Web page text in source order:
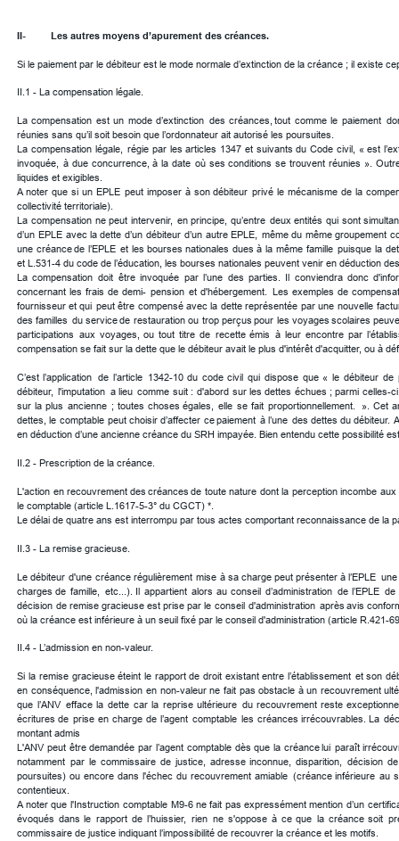
II- Les autres moyens d’apurement des créances.
Si le paiement par le débiteur est le mode normale d’extinction de la créance ; il existe
II.1 - La compensation légale.
La compensation est un mode d’extinction des créances, tout comme le paiement
réunies sans qu’il soit besoin que l’ordonnateur ait autorisé les poursuites.
La compensation légale, régie par les articles 1347 et suivants du Code civil, « est
invoquée, à due concurrence, à la date où ses conditions se trouvent réunies ».
liquides et exigibles.
A noter que si un EPLE peut imposer à son débiteur privé le mécanisme de la
collectivité territoriale).
La compensation ne peut intervenir, en principe, qu’entre deux entités qui sont
d’un EPLE avec la dette d’un débiteur d’un autre EPLE, même du même groupement
une créancede l’EPLE et les bourses nationales dues à la même famille puisque la
et L.531-4 du code de l’éducation, les bourses nationales peuvent venir en déduction
La compensation doit être invoquée par l’une des parties. Il conviendra donc
concernant les frais de demi- pension et d'hébergement. Les exemples de
fournisseur et qui peut être compensé avec la dette représentée par une nouvelle
des familles du servicede restauration ou trop perçus pour les voyages scolaires
participations aux voyages, ou tout titre de recette émis à leur encontre par
compensation se fait sur la dette que le débiteur avait le plus d'intérêt d'acquitter, ou à
C’est l’application de l’article 1342-10 du code civil qui dispose que « le débiteur de
débiteur, l'imputation a lieu comme suit : d'abord sur les dettes échues ; parmi celles-
sur la plus ancienne ; toutes choses égales, elle se fait proportionnellement. ». Cet
dettes, le comptable peut choisir d’affecter cepaiement à l’une des dettes du débiteur.
en déduction d’une ancienne créance du SRH impayée. Bien entendu cette possibilité
II.2 - Prescription de la créance.
L'action en recouvrement des créances de toute nature dont la perception incombe aux
le comptable (article L.1617-5-3° du CGCT) *.
Le délai de quatre ans est interrompu par tous actes comportant reconnaissance de la
II.3 - La remise gracieuse.
Le débiteur d'une créance régulièrement mise à sa charge peut présenter à l’EPLE une
charges de famille, etc...). Il appartient alors au conseil d’administration de l’EPLE de
décision de remise gracieuse est prise par le conseil d'administration après avis
où la créance est inférieure à un seuil fixé par le conseil d'administration (article R.421-
II.4 - L’admission en non-valeur.
Si la remise gracieuse éteint le rapport de droit existant entre l’établissement et son
en conséquence, l'admission en non-valeur ne fait pas obstacle à un recouvrement
que l’ANV efface la dette car la reprise ultérieure du recouvrement reste
écritures de prise en charge de l’agent comptable les créances irrécouvrables. La
montant admis
L'ANV peut être demandée par l’agent comptable dès que la créancelui paraît
notamment par le commissaire de justice, adresse inconnue, disparition, décision de
poursuites) ou encore dans l'échec du recouvrement amiable (créance inférieure au
contentieux.
A noter que l'Instruction comptable M9-6 ne fait pas expressément mention d’un
évoqués dans le rapport de l’huissier, rien ne s'oppose à ce que la créance soit
commissaire de justice indiquant l’impossibilité de recouvrer la créance et les motifs.